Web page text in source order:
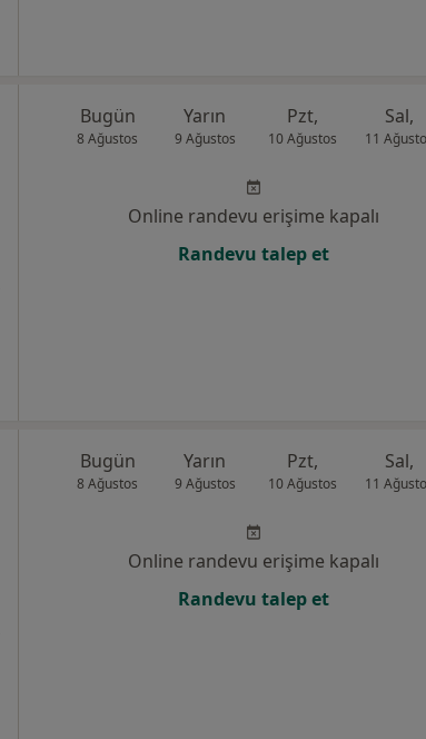
Bugün
8 Ağustos
Yarın
9 Ağustos
Pzt,
10 Ağustos
Sal,
11
Online randevu erişime kapalı
Randevu talep et
Bugün
8 Ağustos
Yarın
9 Ağustos
Pzt,
10 Ağustos
Sal,
11
Online randevu erişime kapalı
Randevu talep et